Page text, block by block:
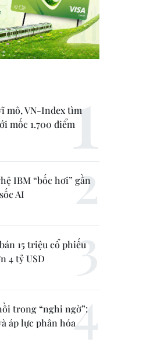
mô, VN-Index tìm
mốc 1.700 điểm
IBM “bốc hơi” gần
AI
15 triệu cổ phiếu
4 tỷ USD
trong “nghi ngờ”:
áp lực phân hóa